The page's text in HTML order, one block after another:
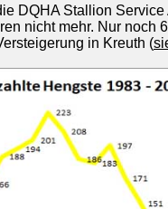
DQHA Stallion Service
nicht mehr. Nur noch
in Kreuth (